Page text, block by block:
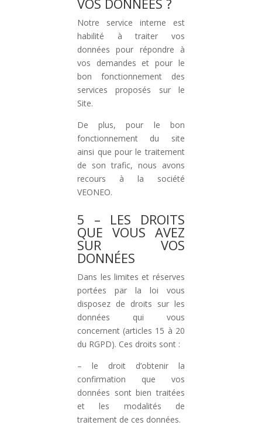
VOS DONNÉES ?
Notre service interne est
habilité à traiter vos
données pour répondre à
vos demandes et pour le
bon fonctionnement des
services proposés sur le
Site.
De plus, pour le bon
fonctionnement du site
ainsi que pour le traitement
de son trafic, nous avons
recours à la société
VEONEO.
5 – LES DROITS
QUE VOUS AVEZ
SUR VOS
DONNÉES
Dans les limites et réserves
portées par la loi vous
disposez de droits sur les
données qui vous
concernent (articles 15 à 20
du RGPD). Ces droits sont :
– le droit d’obtenir la
confirmation que vos
données sont bien traitées
et les modalités de
traitement de ces données.